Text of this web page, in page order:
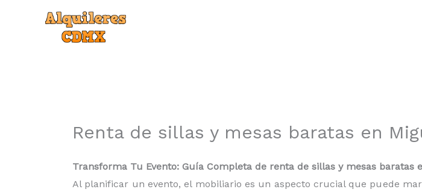
Renta de sillas y mesas baratas en
Transforma Tu Evento: Guía Completa de renta de sillas y mesas baratas
Al planificar un evento, el mobiliario es un aspecto crucial que puede